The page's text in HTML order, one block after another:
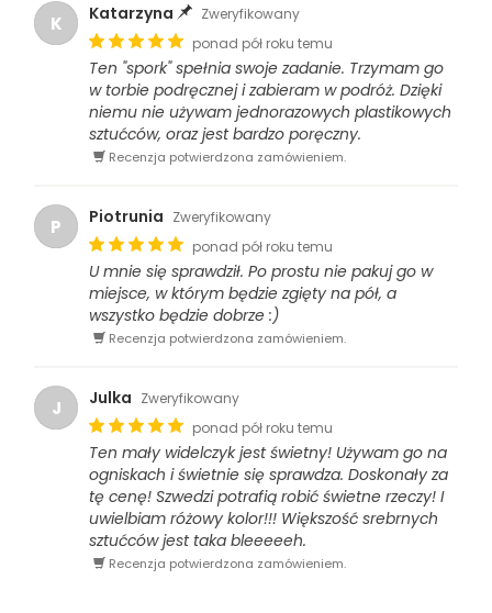
K Katarzyna
Zweryfikowany
ponad pół roku temu
Ten "spork" spełnia swoje zadanie. Trzymam go
w torbie podręcznej i zabieram w podróż. Dzięki
niemu nie używam jednorazowych plastikowych
sztućców, oraz jest bardzo poręczny.
Recenzja potwierdzona zamówieniem.
P Piotrunia Zweryfikowany
ponad pół roku temu
U mnie się sprawdził. Po prostu nie pakuj go w
miejsce, w którym będzie zgięty na pół, a
wszystko będzie dobrze :)
Recenzja potwierdzona zamówieniem.
J Julka Zweryfikowany
ponad pół roku temu
Ten mały widelczyk jest świetny! Używam go na
ogniskach i świetnie się sprawdza. Doskonały za
tę cenę! Szwedzi potrafią robić świetne rzeczy! I
uwielbiam różowy kolor!!! Większość srebrnych
sztućców jest taka bleeeeeh.
Recenzja potwierdzona zamówieniem.